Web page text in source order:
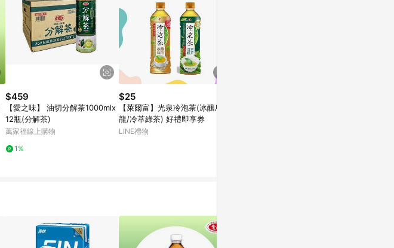
$459
【愛之味】 油切分解茶1000mlx
12瓶(分解茶)
萬家福線上購物
1%
$25
【萊爾富】光泉冷泡茶(冰釀烏
龍/冷萃綠茶) 好禮即享券
LINE禮物